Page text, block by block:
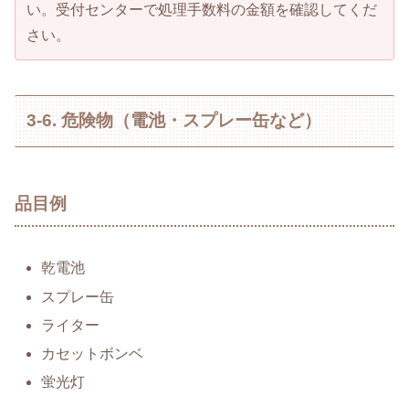
い。受付センターで処理手数料の金額を確認してくだ
さい。
3-6. 危険物（電池・スプレー缶など）
品目例
乾電池
スプレー缶
ライター
カセットボンベ
蛍光灯